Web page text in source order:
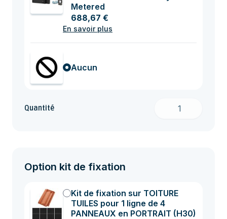
Metered
688,67 €
En savoir plus
Aucun
Quantité
Option kit de fixation
Kit de fixation sur TOITURE
TUILES pour 1 ligne de 4
PANNEAUX en PORTRAIT (H30)